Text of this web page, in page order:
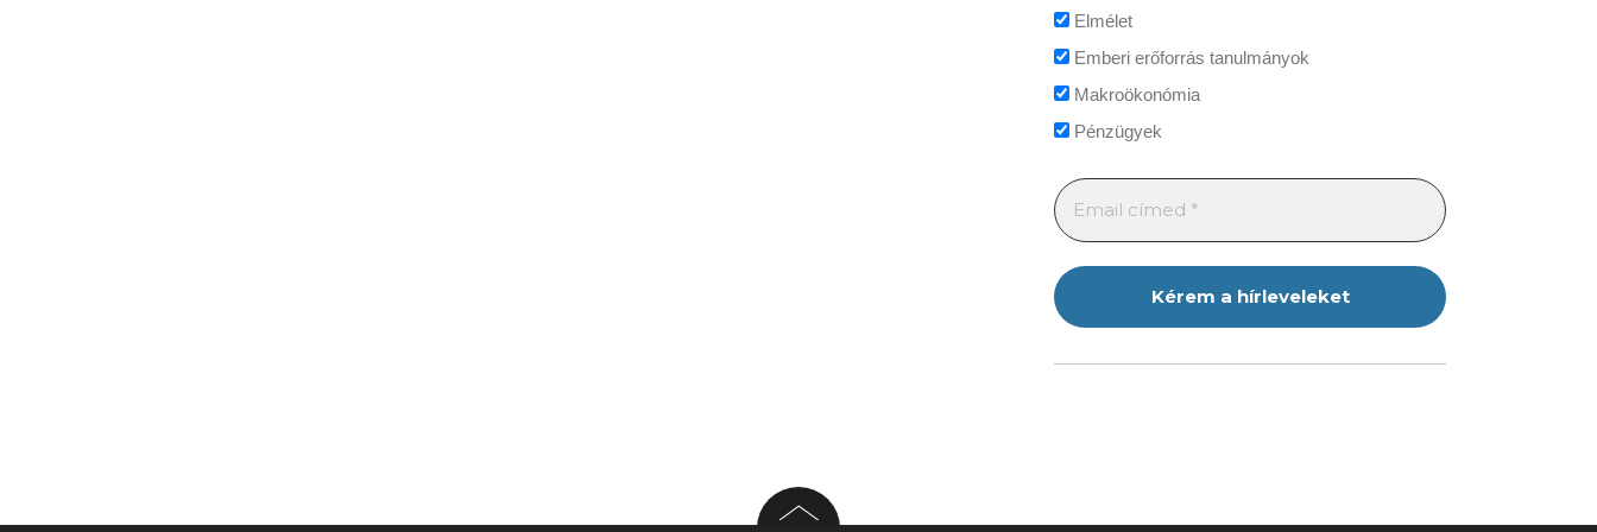
Elmélet
Emberi erőforrás tanulmányok
Makroökonómia
Pénzügyek